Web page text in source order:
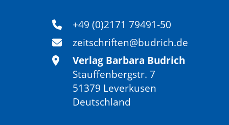
+49 (0)2171 79491-50
zeitschriften@budrich.de
Verlag Barbara Budrich
Stauffenbergstr. 7
51379 Leverkusen
Deutschland